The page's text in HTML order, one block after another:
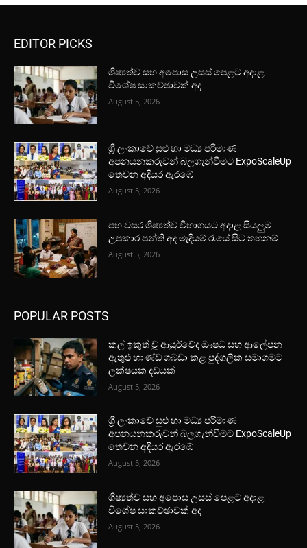
EDITOR PICKS
ශිෂ්‍යත්ව සහ අපොස උසස් පෙළට අදාළ
විශේෂ සාකච්ඡාවක් අද
August 5, 2026
ශ්‍රී ලංකාවේ සුළු හා මධ්‍ය පරිමාණ
අපනයනකරුවන් බලගැන්වීමට ExpoScaleUp
තෙවන අදියර ඇරඹේ
August 5, 2026
පහ වසර ශිෂ්‍යත්ව විභාගයට අදාළ සියලුම
උපකාර පන්ති අද මැදියම් රැයේ සිට තහනම්
August 5, 2026
POPULAR POSTS
කල් ඉකුත් වූ ආයුර්වේද ඖෂධ සහ ආලේපන
ඇතුළු භාණ්ඩ ගබඩා කළ පුද්ගලික සමාගමට
ලක්ෂයක දඩයක්
August 5, 2026
ශ්‍රී ලංකාවේ සුළු හා මධ්‍ය පරිමාණ
අපනයනකරුවන් බලගැන්වීමට ExpoScaleUp
තෙවන අදියර ඇරඹේ
August 5, 2026
ශිෂ්‍යත්ව සහ අපොස උසස් පෙළට අදාළ
විශේෂ සාකච්ඡාවක් අද
August 5, 2026